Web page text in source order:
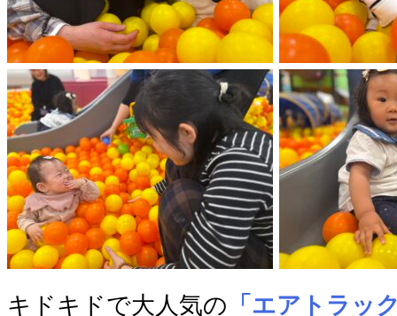
キドキドで大人気の 「エアトラッ